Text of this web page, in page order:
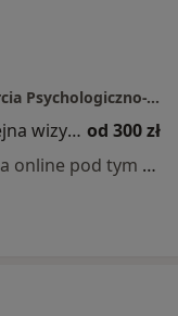
Po Skrzydła - NZOZ Centrum Wsparcia Psychologiczno-Terapeutycznego
Konsultacja psychiatryczna (kolejna wizyta) od 300 zł
Specjalista nie oferuje umawiania online pod tym adresem.